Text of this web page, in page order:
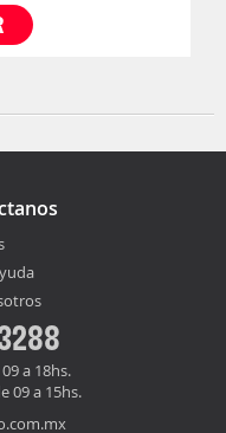
a 18hs.
09 a 15hs.